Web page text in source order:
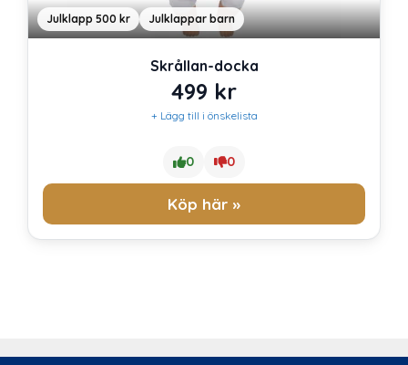
Julklapp 500 kr Julklappar barn
Skrållan-docka
499 kr
+ Lägg till i önskelista
0 0
Köp här »